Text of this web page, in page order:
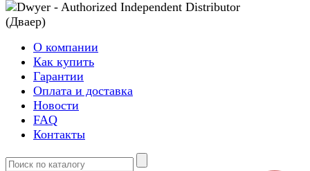
О компании
Как купить
Гарантии
Оплата и доставка
Новости
FAQ
Контакты